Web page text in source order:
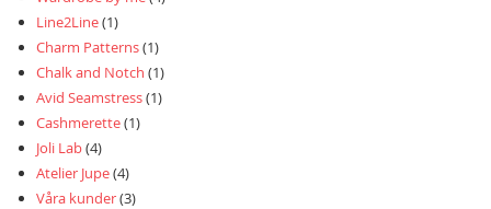
Line2Line(1)
Charm Patterns(1)
Chalk and Notch (1)
Avid Seamstress(1)
Cashmerette(1)
Joli Lab(4)
Atelier Jupe(4)
Våra kunder(3)